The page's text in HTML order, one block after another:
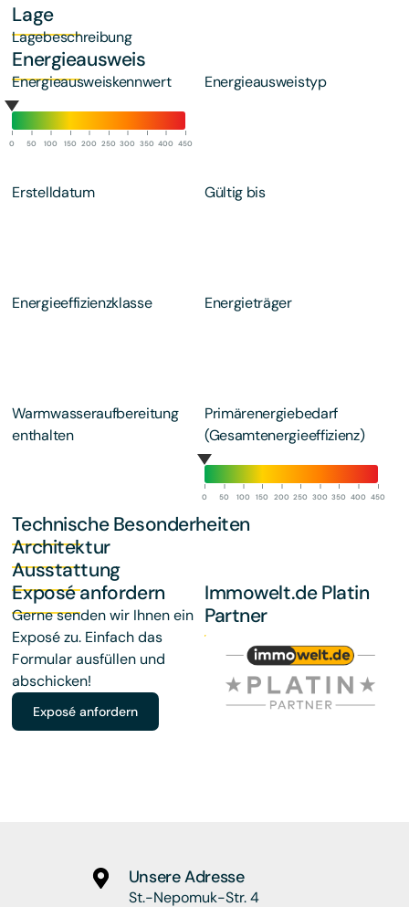
Lage
Lagebeschreibung
Energieausweis
Energieausweiskennwert
0 50 100 150 200 250 300 350 400 450
Energieausweistyp
Erstelldatum Gültig bis
Energieeffizienzklasse Energieträger
Warmwasseraufbereitung
enthalten
Primärenergiebedarf
(Gesamtenergieeffizienz)
0 50 100 150 200 250 300 350 400 450
Technische Besonderheiten
Architektur
Ausstattung
Exposé anfordern
Gerne senden wir Ihnen ein
Exposé zu. Einfach das
Formular ausfüllen und
abschicken!
Exposé anfordern
Immowelt.de Platin
Partner
Unsere Adresse
St.-Nepomuk-Str. 4